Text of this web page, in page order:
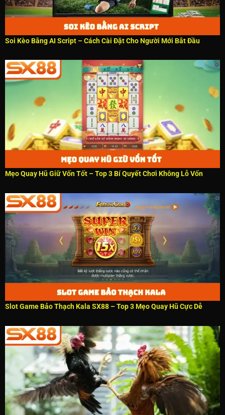
Soi Kèo Bằng AI Script – Cách Cài Đặt Cho Người Mới Bắt Đầu
Mẹo Quay Hũ Giữ Vốn Tốt – Top 3 Bí Quyết Chơi Không Lỗ Vốn
Slot Game Bảo Thạch Kala SX88 – Top 3 Mẹo Quay Hũ Cực Dễ